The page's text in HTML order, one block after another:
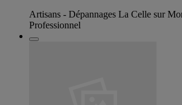
Artisans - Dépannages La Celle sur
Professionnel